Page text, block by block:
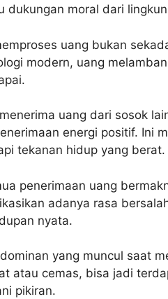
dukungan moral dari
uang bukan
modern, uang
uang dari sosok
energi positif. Ini
tekanan hidup yang berat.
penerimaan uang
adanya rasa
nyata.
yang muncul saat
atau cemas, bisa jadi
pikiran.